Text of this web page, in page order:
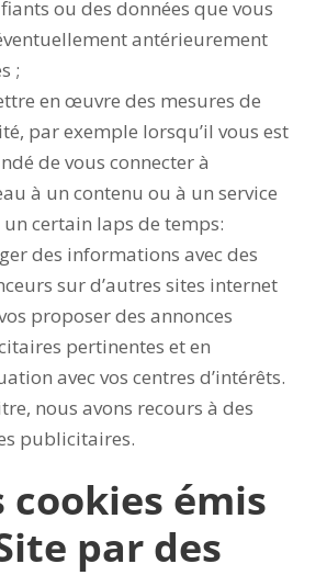
ou des données que vous
antérieurement
;
en œuvre des mesures de
par exemple lorsqu’il vous est
de vous connecter à
à un contenu ou à un service
certain laps de temps:
des informations avec des
sur d’autres sites internet
proposer des annonces
pertinentes et en
avec vos centres d’intérêts.
nous avons recours à des
publicitaires.
cookies émis
par des